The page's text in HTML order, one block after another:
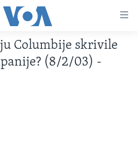
DRŽAVE
Columbije skrivile
(8/2/03) -